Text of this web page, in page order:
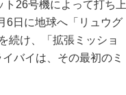
26号機によって打ち上
6日に地球へ「リュウグ
続け、「拡張ミッショ
バイは、その最初のミ